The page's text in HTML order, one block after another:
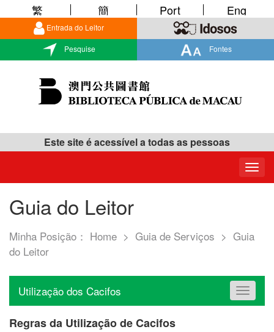
Entrada do Leitor
Pesquise Fontes
繁 簡 Port Eng
Este site é acessível a todas as pessoas
Guia do Leitor
Minha Posição： Home > Guia de Serviços > Guia
do Leitor
Utilização dos Cacifos
Toggle
Regras da Utilização de Cacifos